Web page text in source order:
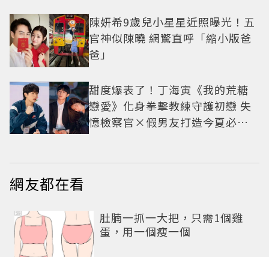
陳妍希9歲兒小星星近照曝光！五
官神似陳曉 網驚直呼「縮小版爸
爸」
甜度爆表了！丁海寅《我的荒糖
戀愛》化身拳擊教練守護初戀 失
憶檢察官×假男友打造今夏必看
網友都在看
肚腩一抓一大把，只需1個雞
蛋，用一個瘦一個
PR